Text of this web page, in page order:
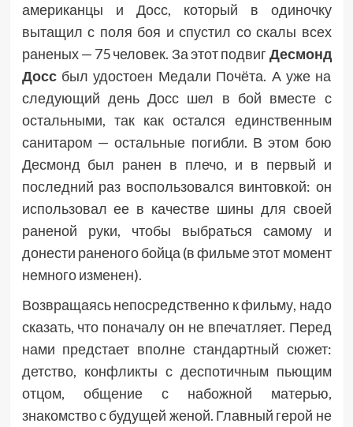
американцы и Досс, который в одиночку
вытащил с поля боя и спустил со скалы всех
раненых — 75 человек. За этот подвиг Десмонд
Доссбыл удостоен Медали Почёта. А уже на
следующий день Досс шел в бой вместе с
остальными, так как остался единственным
санитаром — остальные погибли. В этом бою
Десмонд был ранен в плечо, и в первый и
последний раз воспользовался винтовкой: он
использовал ее в качестве шины для своей
раненой руки, чтобы выбраться самому и
донести раненого бойца (в фильме этот момент
немного изменен).
Возвращаясь непосредственно к фильму, надо
сказать, что поначалу он не впечатляет. Перед
нами предстает вполне стандартный сюжет:
детство, конфликты с деспотичным пьющим
отцом, общение с набожной матерью,
знакомство с будущей женой. Главный герой не